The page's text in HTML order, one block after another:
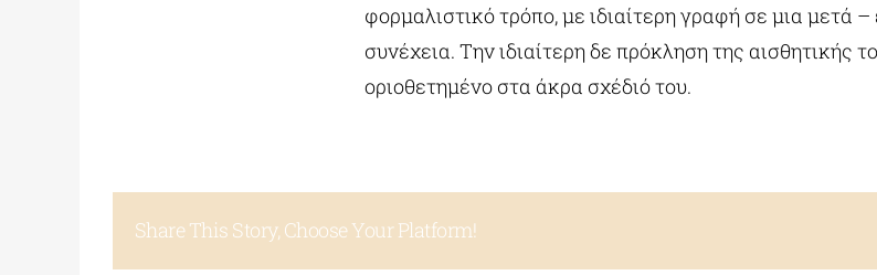
φορμαλιστικό τρόπο, με ιδιαίτερη γραφή σε μια μετά –
συνέχεια. Την ιδιαίτερη δε πρόκληση της αισθητικής
οριοθετημένο στα άκρα σχέδιό του.
Share This Story, Choose Your Platform!